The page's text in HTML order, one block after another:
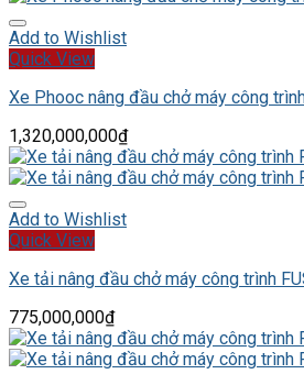
Add to Wishlist
Quick View
Xe Phooc nâng đầu chở máy công
1,320,000,000₫
Add to Wishlist
Quick View
Xe tải nâng đầu chở máy công trình
775,000,000₫